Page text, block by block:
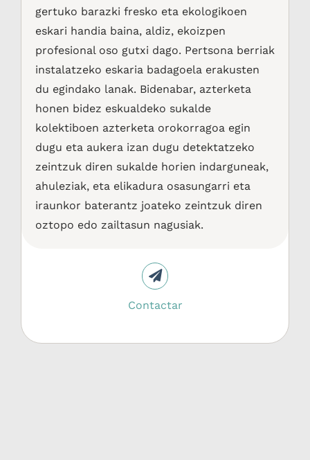
gertuko barazki fresko eta ekologikoen
eskari handia baina, aldiz, ekoizpen
profesional oso gutxi dago. Pertsona berriak
instalatzeko eskaria badagoela erakusten
du egindako lanak. Bidenabar, azterketa
honen bidez eskualdeko sukalde
kolektiboen azterketa orokorragoa egin
dugu eta aukera izan dugu detektatzeko
zeintzuk diren sukalde horien indarguneak,
ahuleziak, eta elikadura osasungarri eta
iraunkor baterantz joateko zeintzuk diren
oztopo edo zailtasun nagusiak.
Contactar